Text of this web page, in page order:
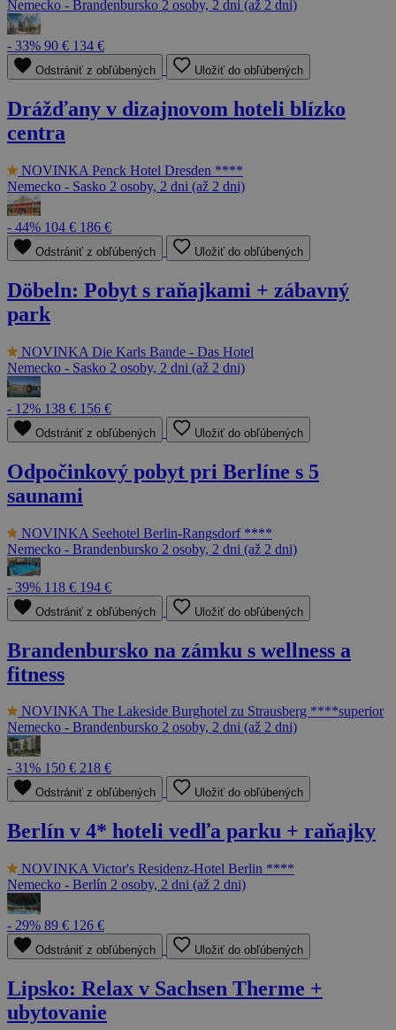
Nemecko - Brandenbursko 2 osoby, 2 dni (až 2 dni)
- 33% 90 € 134 €
Odstrániť z obľúbených Uložiť do obľúbených
Drážďany v dizajnovom hoteli blízko
centra
NOVINKA Penck Hotel Dresden ****
Nemecko - Sasko 2 osoby, 2 dni (až 2 dni)
- 44% 104 € 186 €
Odstrániť z obľúbených Uložiť do obľúbených
Döbeln: Pobyt s raňajkami + zábavný
park
NOVINKA Die Karls Bande - Das Hotel
Nemecko - Sasko 2 osoby, 2 dni (až 2 dni)
- 12% 138 € 156 €
Odstrániť z obľúbených Uložiť do obľúbených
Odpočinkový pobyt pri Berlíne s 5
saunami
NOVINKA Seehotel Berlin-Rangsdorf ****
Nemecko - Brandenbursko 2 osoby, 2 dni (až 2 dni)
- 39% 118 € 194 €
Odstrániť z obľúbených Uložiť do obľúbených
Brandenbursko na zámku s wellness a
fitness
NOVINKAThe Lakeside Burghotel zu Strausberg ****superior
Nemecko - Brandenbursko 2 osoby, 2 dni (až 2 dni)
- 31% 150 € 218 €
Odstrániť z obľúbených Uložiť do obľúbených
Berlín v 4* hoteli vedľa parku + raňajky
NOVINKA Victor's Residenz-Hotel Berlin ****
Nemecko - Berlín 2 osoby, 2 dni (až 2 dni)
- 29% 89 € 126 €
Odstrániť z obľúbených Uložiť do obľúbených
Lipsko: Relax v Sachsen Therme +
ubytovanie